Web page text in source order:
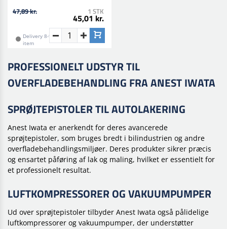
Delivery 8-9 working days• Order
item
Anest Iwata
Laksi til Iwata sprøjtepistol
PROFESSIONELT UDSTYR TIL
OVERFLADEBEHANDLING FRA ANEST IWATA
SPRØJTEPISTOLER TIL AUTOLAKERING
Anest Iwata er anerkendt for deres avancerede
sprøjtepistoler, som bruges bredt i bilindustrien og andre